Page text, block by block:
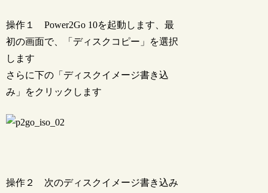
操作１ Power2Go 10を起動します、最
初の画面で、「ディスクコピー」を選択
します
さらに下の「ディスクイメージ書き込
み」をクリックします
操作２ 次のディスクイメージ書き込み